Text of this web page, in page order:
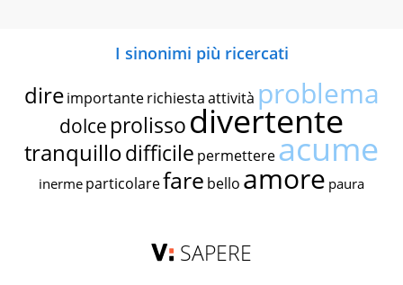
I sinonimi più ricercati
dire importante richiestaattività problema
dolce prolissodivertente
tranquillodifficile permettereacume
inerme particolarefare bello amore paura
SAPERE